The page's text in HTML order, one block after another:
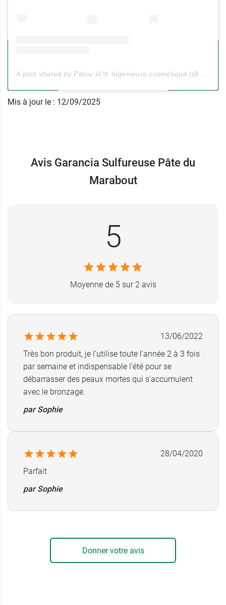
Garancia
qui exfolie et assainit la peau par son
action micro-peeling douce.
A post shared by Pibou 피부 Ingénieure cosmétique (@pibou_beauty)
Mis à jour le : 12/09/2025
Avis Garancia Sulfureuse Pâte du
Marabout
5
Moyenne de 5 sur 2 avis
13/06/2022
Très bon produit, je l'utilise toute l'année 2 à 3 fois
par semaine et indispensable l'été pour se
débarrasser des peaux mortes qui s'accumulent
avec le bronzage.
par Sophie
28/04/2020
Parfait
par Sophie
Donner votre avis